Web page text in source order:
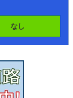
なし